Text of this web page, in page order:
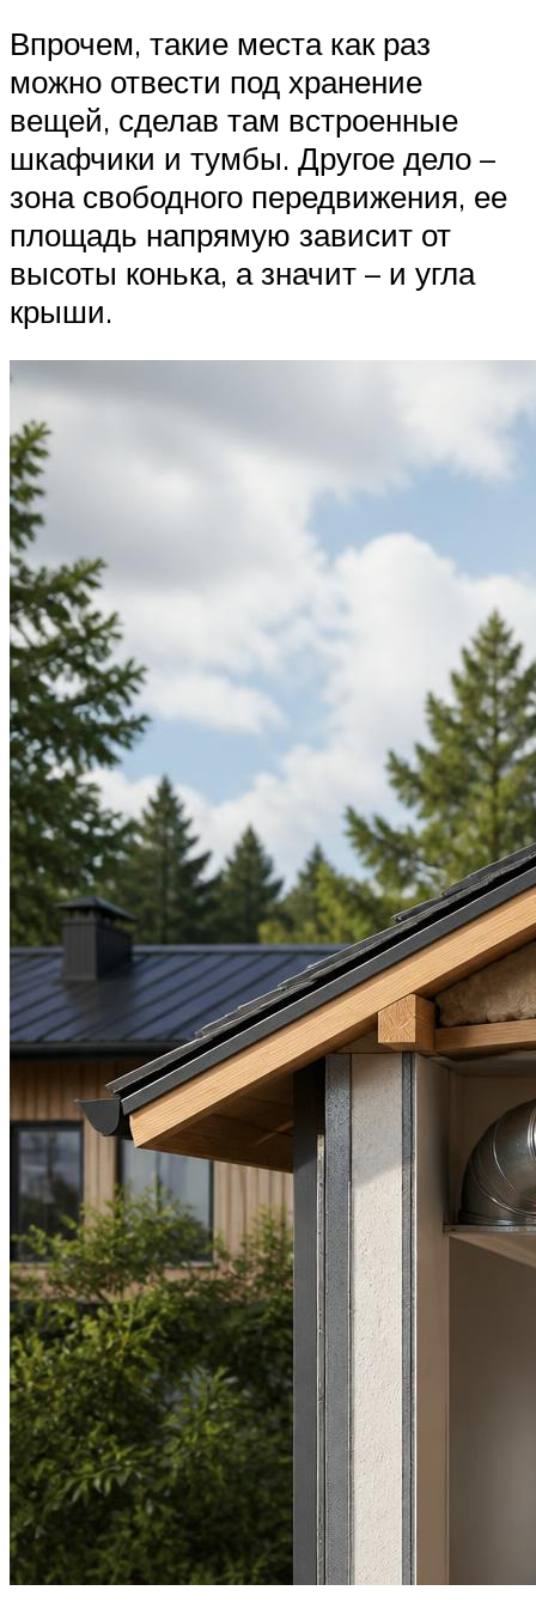
Впрочем, такие места как раз
можно отвести под хранение
вещей, сделав там встроенные
шкафчики и тумбы. Другое дело –
зона свободного передвижения, ее
площадь напрямую зависит от
высоты конька, а значит – и угла
крыши.